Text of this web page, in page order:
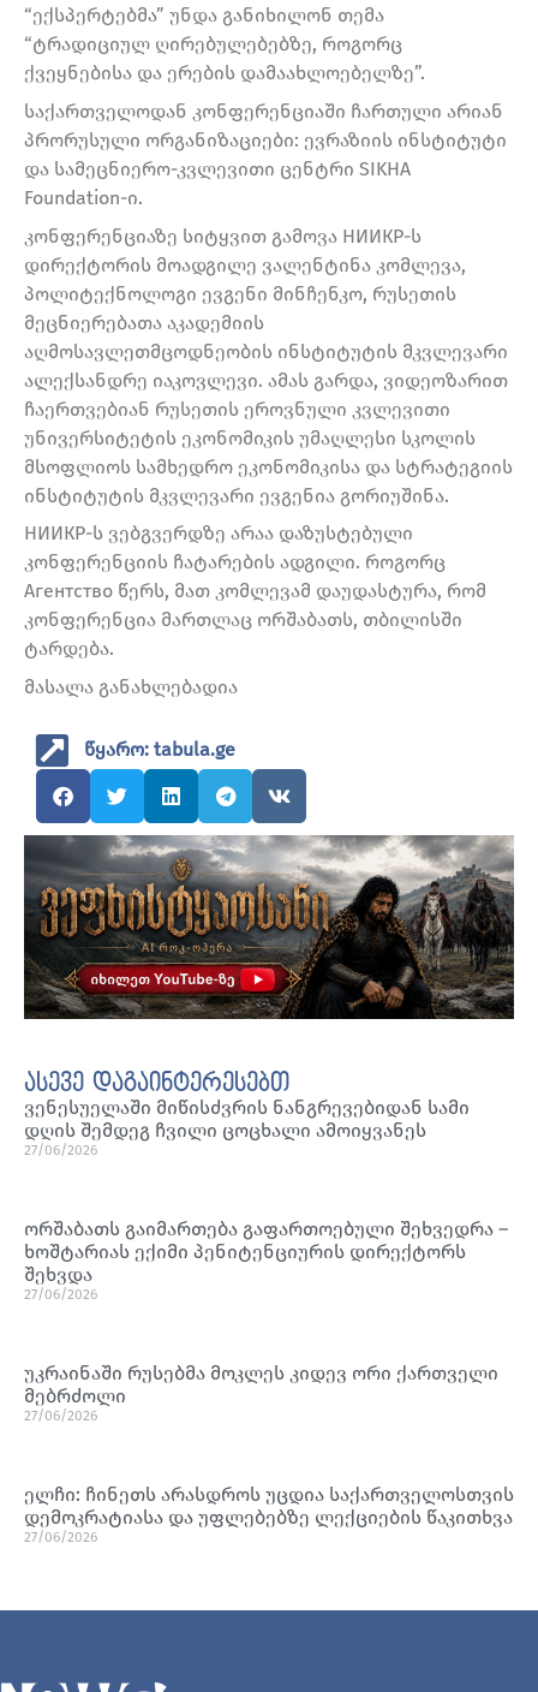
“ექსპერტებმა” უნდა განიხილონ თემა
“ტრადიციულ ღირებულებებზე, როგორც
ქვეყნებისა და ერების დამაახლოებელზე”.
საქართველოდან კონფერენციაში ჩართული არიან
პრორუსული ორგანიზაციები: ევრაზიის ინსტიტუტი
და სამეცნიერო-კვლევითი ცენტრი SIKHA
Foundation-ი.
კონფერენციაზე სიტყვით გამოვა НИИКР-ს
დირექტორის მოადგილე ვალენტინა კომლევა,
პოლიტექნოლოგი ევგენი მინჩენკო, რუსეთის
მეცნიერებათა აკადემიის
აღმოსავლეთმცოდნეობის ინსტიტუტის მკვლევარი
ალექსანდრე იაკოვლევი. ამას გარდა, ვიდეოზარით
ჩაერთვებიან რუსეთის ეროვნული კვლევითი
უნივერსიტეტის ეკონომიკის უმაღლესი სკოლის
მსოფლიოს სამხედრო ეკონომიკისა და სტრატეგიის
ინსტიტუტის მკვლევარი ევგენია გორიუშინა.
НИИКР-ს ვებგვერდზე არაა დაზუსტებული
კონფერენციის ჩატარების ადგილი. როგორც
Агентство წერს, მათ კომლევამ დაუდასტურა, რომ
კონფერენცია მართლაც ორშაბათს, თბილისში
ტარდება.
მასალა განახლებადია
წყარო: tabula.ge
ასევე დაგაინტერესებთ
ვენესუელაში მიწისძვრის ნანგრევებიდან სამი
დღის შემდეგ ჩვილი ცოცხალი ამოიყვანეს
27/06/2026
ორშაბათს გაიმართება გაფართოებული შეხვედრა –
ხოშტარიას ექიმი პენიტენციურის დირექტორს
შეხვდა
27/06/2026
უკრაინაში რუსებმა მოკლეს კიდევ ორი ქართველი
მებრძოლი
27/06/2026
ელჩი: ჩინეთს არასდროს უცდია საქართველოსთვის
დემოკრატიასა და უფლებებზე ლექციების წაკითხვა
27/06/2026